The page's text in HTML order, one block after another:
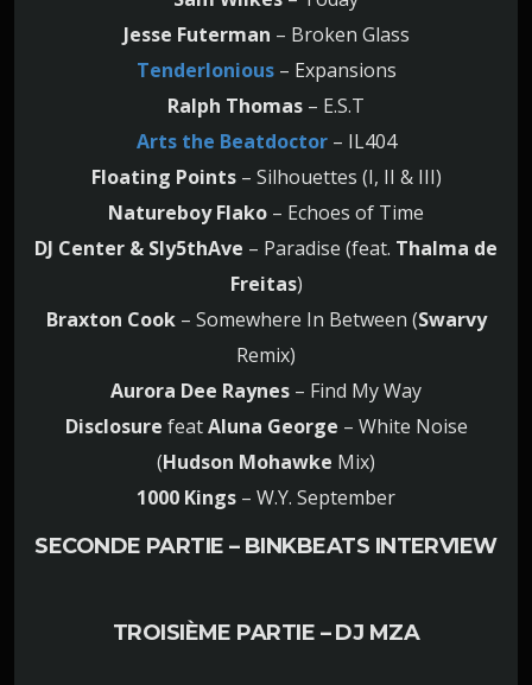
Jesse Futerman – Broken Glass
Tenderlonious– Expansions
Ralph Thomas – E.S.T
Arts the Beatdoctor– IL404
Floating Points– Silhouettes (I, II & III)
Natureboy Flako – Echoes of Time
DJ Center & Sly5thAve – Paradise (feat. Thalma de
Freitas)
Braxton Cook– Somewhere In Between (Swarvy
Remix)
Aurora Dee Raynes – Find My Way
Disclosure featAluna George – White Noise
(Hudson Mohawke Mix)
1000 Kings – W.Y. September
SECONDE PARTIE – BINKBEATS INTERVIEW
TROISIÈME PARTIE – DJ MZA